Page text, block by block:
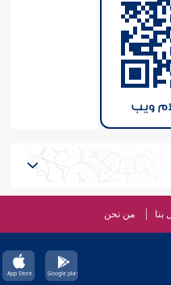
ويب
بنا من نحن